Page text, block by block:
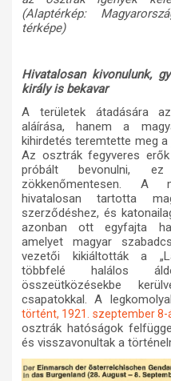
(Alaptérkép:
térképe)
Hivatalosan kivonulunk,
király is bekavar
A területek átadására
aláírása, hanem a
kihirdetés teremtette meg a
Az osztrák fegyveres
próbált bevonulni,
zökkenőmentesen. A
hivatalosan tartotta
szerződéshez, és
azonban ott egyfajta
amelyet magyar
vezetői kikiáltották a
többfelé halálos
összeütközésekbe
csapatokkal. A
történt, 1921. szeptember 8-
osztrák hatóságok
és visszavonultak a